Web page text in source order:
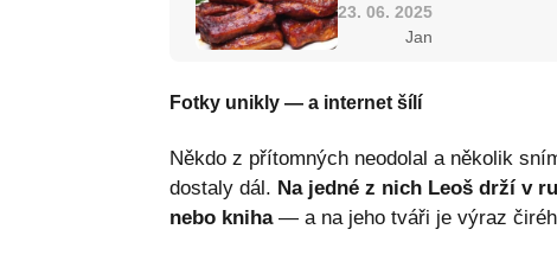
23. 06. 2025
Jan
Fotky unikly — a internet šílí
Někdo z přítomných neodolal a několik
dostaly dál. Na jedné z nich Leoš drží v
nebo kniha— a na jeho tváři je výraz